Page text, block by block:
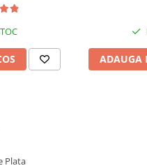
ADAUGA
Plata